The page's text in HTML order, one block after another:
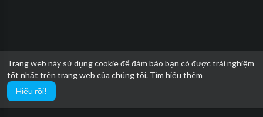
Trang web này sử dụng cookie để đảm bảo bạn có được trải nghiệm
tốt nhất trên trang web của chúng tôi. Tìm hiểu thêm
Hiểu rồi!